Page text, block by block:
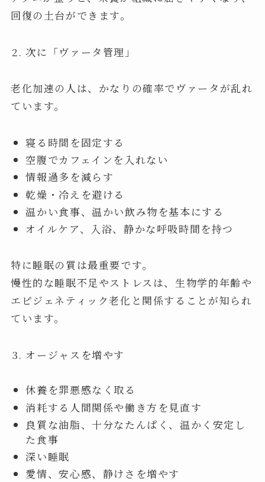
回復の土台ができます。
次に「ヴァータ管理」
老化加速の人は、かなりの確率でヴァータが乱れ
ています。
寝る時間を固定する
空腹でカフェインを入れない
情報過多を減らす
乾燥・冷えを避ける
温かい食事、温かい飲み物を基本にする
オイルケア、入浴、静かな呼吸時間を持つ
特に睡眠の質は最重要です。
慢性的な睡眠不足やストレスは、生物学的年齢や
エピジェネティック老化と関係することが知られ
ています。
オージャスを増やす
休養を罪悪感なく取る
消耗する人間関係や働き方を見直す
良質な油脂、十分なたんぱく、温かく安定し
た食事
深い睡眠
愛情、安心感、静けさを増やす